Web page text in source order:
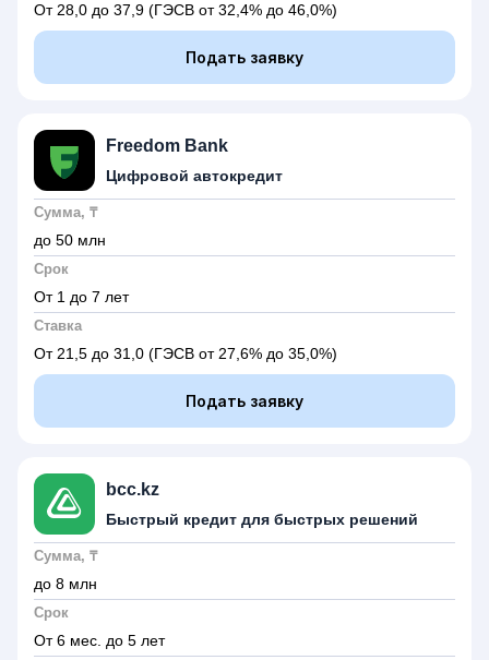
От 28,0 до 37,9 (ГЭСВ от 32,4% до 46,0%)
Подать заявку
Freedom Bank
Цифровой автокредит
Сумма, ₸
до 50 млн
Срок
От 1 до 7 лет
Ставка
От 21,5 до 31,0 (ГЭСВ от 27,6% до 35,0%)
Подать заявку
bcc.kz
Быстрый кредит для быстрых решений
Сумма, ₸
до 8 млн
Срок
От 6 мес. до 5 лет